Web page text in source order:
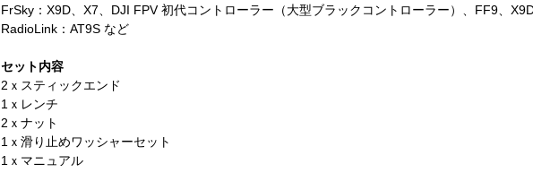
FrSky：X9D、X7、DJI FPV 初代コントローラー（大型ブラックコントローラー）、FF9、
RadioLink：AT9S など
セット内容
2ｘスティックエンド
1ｘレンチ
2ｘナット
1ｘ滑り止めワッシャーセット
1ｘマニュアル